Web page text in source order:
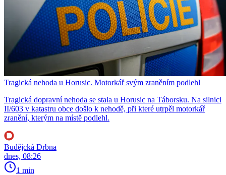
Tragická nehoda u Horusic. Motorkář svým zraněním podlehl
Tragická dopravní nehoda se stala u Horusic na Táborsku. Na silnici
II/603 v katastru obce došlo k nehodě, při které utrpěl motorkář
zranění, kterým na místě podlehl.
Budějcká Drbna
dnes, 08:26
1 min